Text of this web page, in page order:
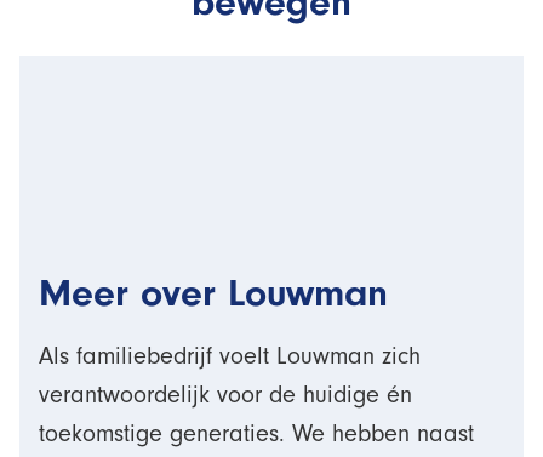
Meer over Louwman
Als familiebedrijf voelt Louwman zich
verantwoordelijk voor de huidige én
toekomstige generaties. We hebben naast